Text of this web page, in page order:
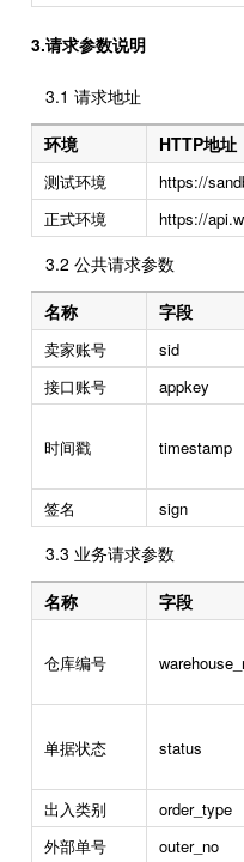
3.请求参数说明
3.1 请求地址
环境
HTTP地址
测试环境
https://
正式环境
https://
3.2 公共请求参数
名称
字段
卖家账号
sid
接口账号
appkey
时间戳 timestamp
签名 sign
3.3 业务请求参数
名称
字段
仓库编号
单据状态 status
出入类别
order_type
外部单号
outer_no